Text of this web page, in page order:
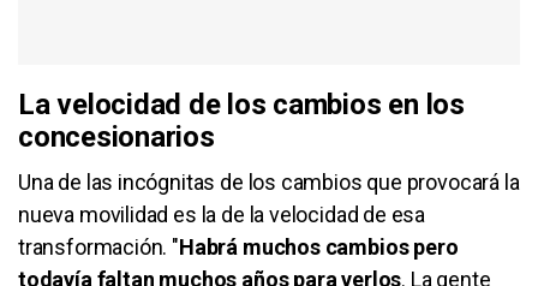
La velocidad de los cambios en los
concesionarios
Una de las incógnitas de los cambios que provocará la
nueva movilidad es la de la velocidad de esa
transformación. "Habrá muchos cambios pero
todavía faltan muchos años para verlos. La gente